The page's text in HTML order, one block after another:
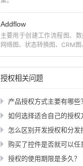
Addflow
主要用于创建工作流程图、
网络图、状态转换图、CRM
授权相关问题
产品授权方式主要有哪些？
如何选择适合自己的授权
怎么区别开发授权和分发
购买了控件是否就可以任
授权的使用期限是多久？